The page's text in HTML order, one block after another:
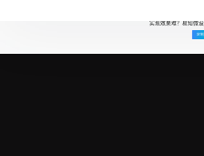
实现效果难？易知微
定